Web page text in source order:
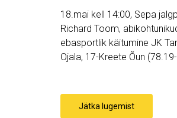
18.mai kell 14:00, Sepa
Richard Toom,
ebasportlik käitumine JK
Ojala, 17-Kreete Õun
Jätka lugemist